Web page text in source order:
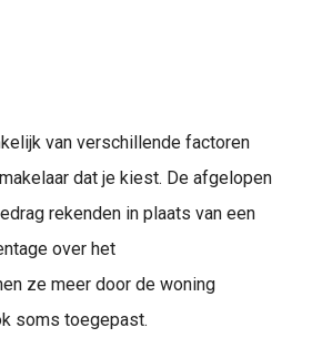
van verschillende factoren
dat je kiest. De afgelopen
rekenden in plaats van een
over het
ze meer door de woning
soms toegepast.